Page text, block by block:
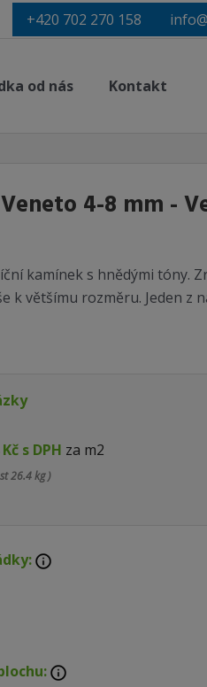
+420 702 270 158
od nás Kontakt
4-8 mm -
kamínek s hnědými tóny.
k většímu rozměru. Jeden z
s DPH za m2
26.4 kg )